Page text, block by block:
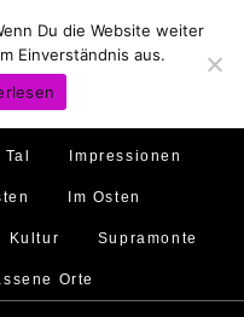
Feste feiern
Impressionen
Im Osten
Kultur Supramonte
Orte
Du die Website weiter
Einverständnis aus.